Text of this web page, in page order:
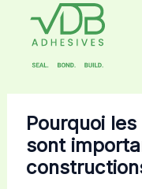
Pourquoi
sont